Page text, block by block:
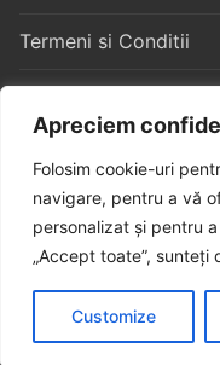
Apreciem
Folosim cookie-uri
navigare, pentru a vă
personalizat și pentru
„Accept toate”,
Customize
Termeni si Conditii
Copyright © 2026 –